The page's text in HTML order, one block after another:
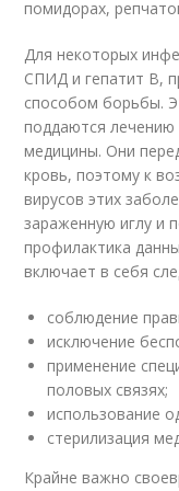
помидорах,
Для некоторых
СПИД и гепатит В,
способом борьбы.
поддаются лечению
медицины. Они
кровь, поэтому к
вирусов этих
зараженную иглу и
профилактика
включает в себя
соблюдение
исключение
применение
половых связях;
использование
стерилизация
Крайне важно